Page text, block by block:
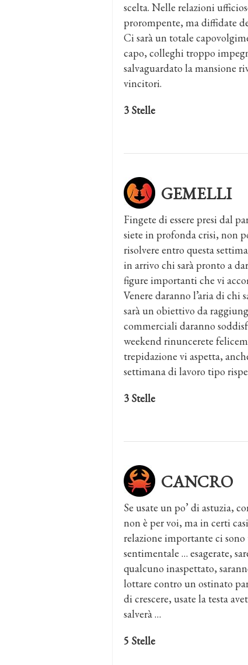
scelta. Nelle relazioni
prorompente, ma diffidate
Ci sarà un totale
capo, colleghi troppo
salvaguardato la mansione
vincitori.
3 Stelle
GEMELLI
Fingete di essere presi dal
siete in profonda crisi, non
risolvere entro questa
in arrivo chi sarà pronto a
figure importanti che vi
Venere daranno l’aria di chi
sarà un obiettivo da
commerciali daranno
weekend rinuncerete
trepidazione vi aspetta,
settimana di lavoro tipo
3 Stelle
CANCRO
Se usate un po’ di astuzia,
non è per voi, ma in certi
relazione importante ci
sentimentale … esagerate,
qualcuno inaspettato,
lottare contro un ostinato
di crescere, usate la testa
salverà …
5 Stelle